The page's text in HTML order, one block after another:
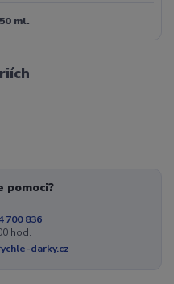
ml.
pomoci?
700 836
hod.
darky.cz